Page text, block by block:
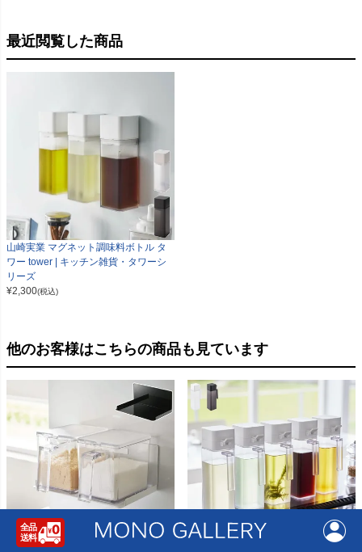
最近閲覧した商品
山崎実業 マグネット調味料ボトル タ
ワー tower | キッチン雑貨・タワーシ
リーズ
¥2,300(税込)
他のお客様はこちらの商品も見ています